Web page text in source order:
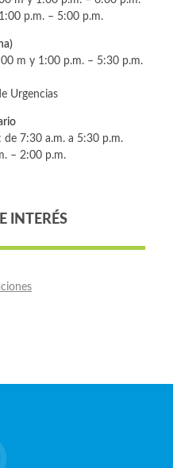
p.m. – 5:00 p.m.
m y 1:00 p.m. – 5:30 p.m.
Urgencias
de 7:30 a.m. a 5:30 p.m.
– 2:00 p.m.
INTERÉS